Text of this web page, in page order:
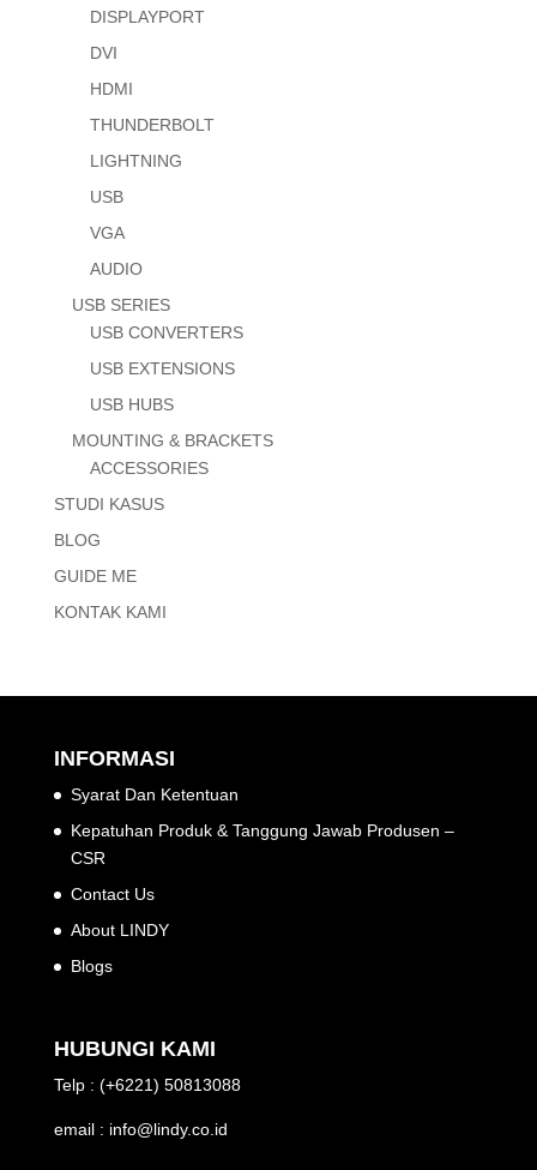
DISPLAYPORT
DVI
HDMI
THUNDERBOLT
LIGHTNING
USB
VGA
AUDIO
USB SERIES
USB CONVERTERS
USB EXTENSIONS
USB HUBS
MOUNTING & BRACKETS
ACCESSORIES
STUDI KASUS
BLOG
GUIDE ME
KONTAK KAMI
INFORMASI
Syarat Dan Ketentuan
Kepatuhan Produk & Tanggung Jawab Produsen –
CSR
Contact Us
About LINDY
Blogs
HUBUNGI KAMI
Telp : (+6221) 50813088
email : info@lindy.co.id